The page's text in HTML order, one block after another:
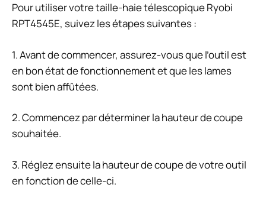
Pour utiliser votre taille-haie télescopique Ryobi
RPT4545E, suivez les étapes suivantes :
1. Avant de commencer, assurez-vous que l’outil est
en bon état de fonctionnement et que les lames
sont bien affûtées.
2. Commencez par déterminer la hauteur de coupe
souhaitée.
3. Réglez ensuite la hauteur de coupe de votre outil
en fonction de celle-ci.